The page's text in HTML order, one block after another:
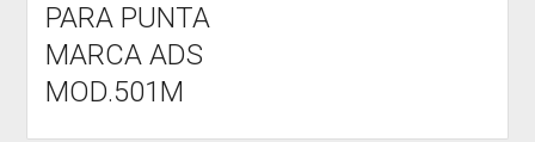
PARA PUNTA
MARCA ADS
MOD.501M